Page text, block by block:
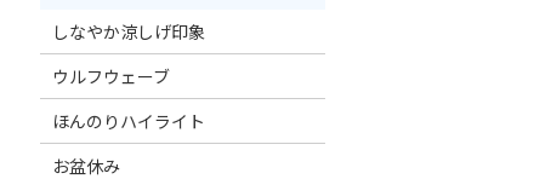
しなやか涼しげ印象
ウルフウェーブ
ほんのりハイライト
お盆休み